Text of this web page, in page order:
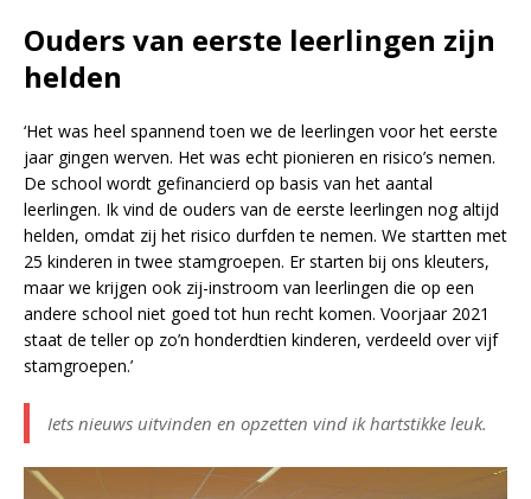
Ouders van eerste leerlingen zijn
helden
‘Het was heel spannend toen we de leerlingen voor het eerste
jaar gingen werven. Het was echt pionieren en risico’s nemen.
De school wordt gefinancierd op basis van het aantal
leerlingen. Ik vind de ouders van de eerste leerlingen nog altijd
helden, omdat zij het risico durfden te nemen. We startten met
25 kinderen in twee stamgroepen. Er starten bij ons kleuters,
maar we krijgen ook zij-instroom van leerlingen die op een
andere school niet goed tot hun recht komen. Voorjaar 2021
staat de teller op zo’n honderdtien kinderen, verdeeld over vijf
stamgroepen.’
Iets nieuws uitvinden en opzetten vind ik hartstikke leuk.